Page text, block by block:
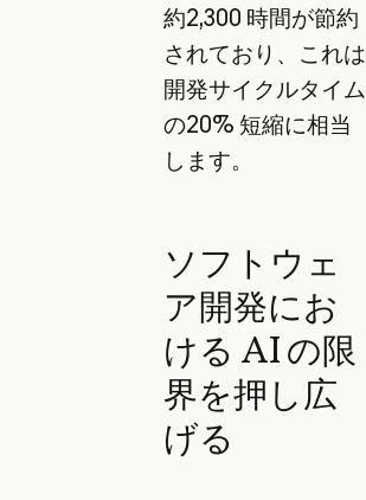
約2,300 時間が節約
されており、これは
開発サイクルタイム
の20% 短縮に相当
します。
ソフトウェ
ア開発にお
ける AI の限
界を押し広
げる